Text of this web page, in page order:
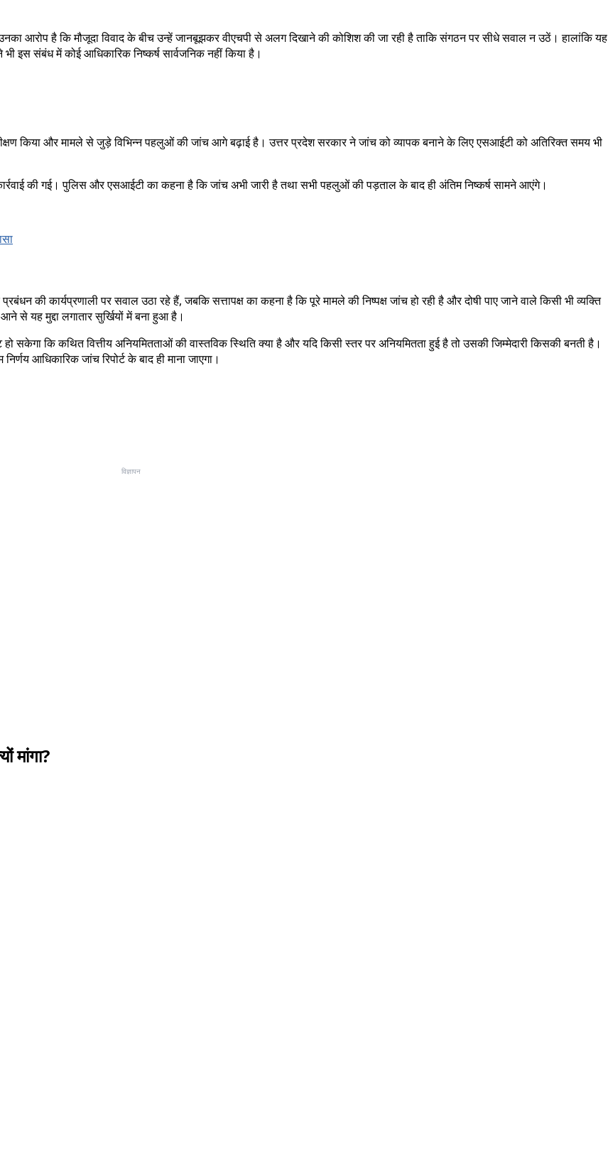
आरोप है कि मौजूदा विवाद के बीच उन्हें जानबूझकर वीएचपी से अलग दिखाने की कोशिश की जा रही है ताकि संगठन पर सीधे सवाल न उठें। हालांकि यह
इस संबंध में कोई आधिकारिक निष्कर्ष सार्वजनिक नहीं किया है।
किया और मामले से जुड़े विभिन्न पहलुओं की जांच आगे बढ़ाई है। उत्तर प्रदेश सरकार ने जांच को व्यापक बनाने के लिए एसआईटी को अतिरिक्त समय भी
की गई। पुलिस और एसआईटी का कहना है कि जांच अभी जारी है तथा सभी पहलुओं की पड़ताल के बाद ही अंतिम निष्कर्ष सामने आएंगे।
की कार्यप्रणाली पर सवाल उठा रहे हैं, जबकि सत्तापक्ष का कहना है कि पूरे मामले की निष्पक्ष जांच हो रही है और दोषी पाए जाने वाले किसी भी व्यक्ति
से यह मुद्दा लगातार सुर्खियों में बना हुआ है।
सकेगा कि कथित वित्तीय अनियमितताओं की वास्तविक स्थिति क्या है और यदि किसी स्तर पर अनियमितता हुई है तो उसकी जिम्मेदारी किसकी बनती है।
आधिकारिक जांच रिपोर्ट के बाद ही माना जाएगा।
विज्ञापन
मांगा?